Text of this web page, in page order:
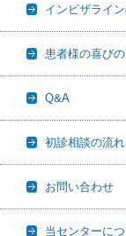
インビザライ
患者様の喜び
Q&A
初診相談の流
お問い合わせ
当センターに